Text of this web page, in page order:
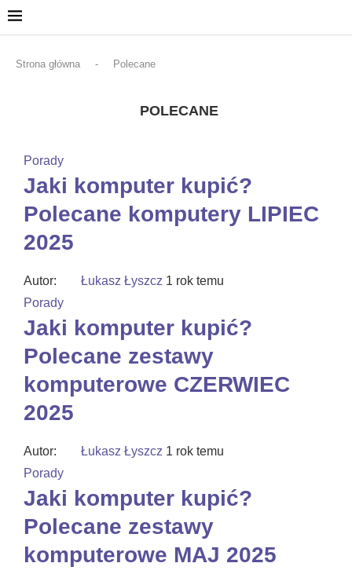
Strona główna - Polecane
POLECANE
Porady
Jaki komputer kupić?
Polecane komputery LIPIEC
2025
Autor: Łukasz Łyszcz 1 rok temu
Porady
Jaki komputer kupić?
Polecane zestawy
komputerowe CZERWIEC
2025
Autor: Łukasz Łyszcz 1 rok temu
Porady
Jaki komputer kupić?
Polecane zestawy
komputerowe MAJ 2025